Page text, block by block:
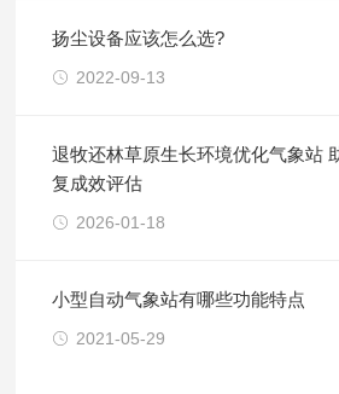
扬尘设备应该怎么选?
2022-09-13
退牧还林草原生长环境优化气象站
复成效评估
2026-01-18
小型自动气象站有哪些功能特点
2021-05-29